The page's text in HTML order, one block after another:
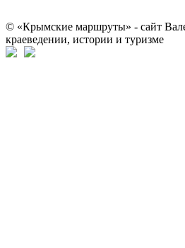
© «Крымские маршруты» - сайт
краеведении, истории и туризме